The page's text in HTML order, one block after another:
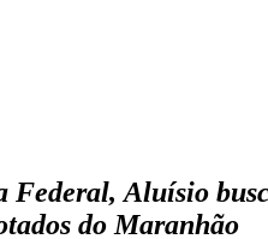
Federal, Aluísio
do Maranhão